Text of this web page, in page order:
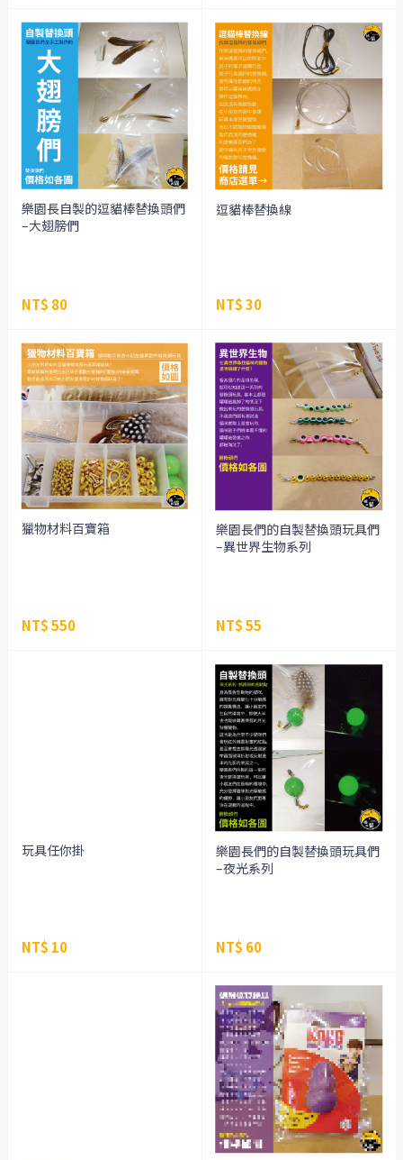
樂園長自製的逗貓棒替換頭們
–大翅膀們
NT$ 80
逗貓棒替換線
NT$ 30
獵物材料百寶箱
NT$ 550
樂園長們的自製替換頭玩具們
–異世界生物系列
NT$ 55
玩具任你掛
NT$ 10
樂園長們的自製替換頭玩具們
–夜光系列
NT$ 60